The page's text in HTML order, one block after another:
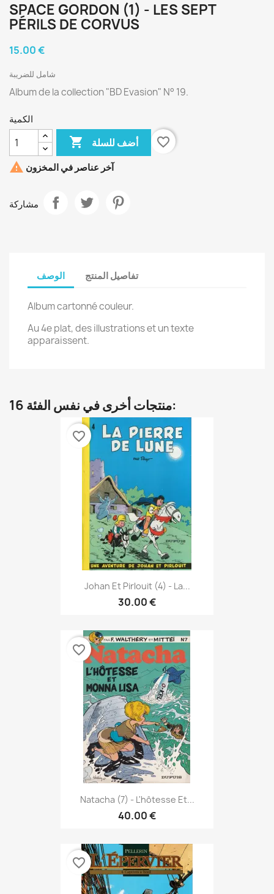
SPACE GORDON (1) - LES SEPT
PÉRILS DE CORVUS
15.00 €
شامل للضريبة
Album de la collection "BD Evasion" N° 19.
الكمية
 أضف للسلة
favorite_border
 آخر عناصر في المخزون
مشاركة
الوصف تفاصيل المنتج
Album cartonné couleur.
Au 4e plat, des illustrations et un texte
apparaissent.
16 منتجات أخرى في نفس الفئة:
Johan Et Pirlouit (4) - La...
30.00 €
favorite_border
Natacha (7) - L'hôtesse Et...
40.00 €
favorite_border
favorite_border